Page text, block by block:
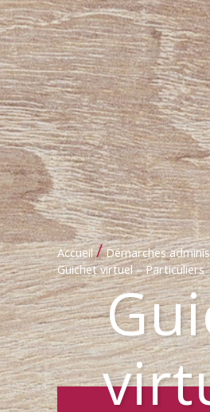
Accueil / Démarches
Guichet virtuel – Particuliers